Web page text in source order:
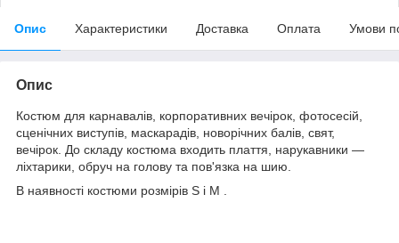
Опис Характеристики Доставка Оплата Умови
Опис
Костюм для карнавалів, корпоративних вечірок, фотосесій,
сценічних виступів, маскарадів, новорічних балів, свят,
вечірок. До складу костюма входить плаття, нарукавники —
ліхтарики, обруч на голову та пов'язка на шию.
В наявності костюми розмірів S і M .